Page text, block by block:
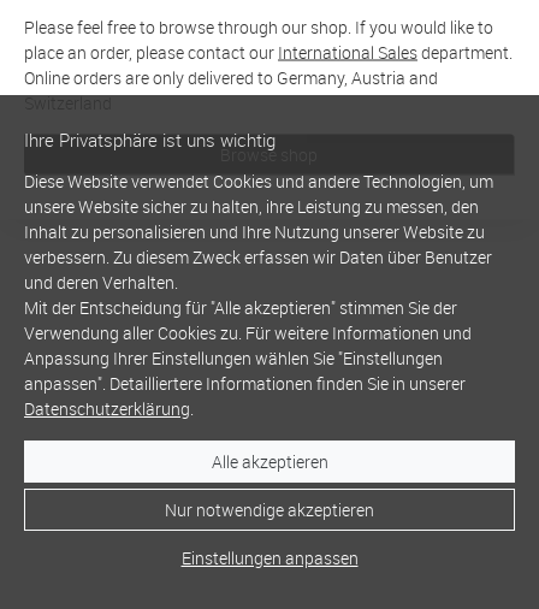
Please feel free to browse through our shop. If you would like to
place an order, please contact our International Salesdepartment.
Online orders are only delivered to Germany, Austria and
Switzerland
Browse shop
Ihre Privatsphäre ist uns wichtig
Diese Website verwendet Cookies und andere Technologien, um
unsere Website sicher zu halten, ihre Leistung zu messen, den
Inhalt zu personalisieren und Ihre Nutzung unserer Website zu
verbessern. Zu diesem Zweck erfassen wir Daten über Benutzer
und deren Verhalten.
Mit der Entscheidung für "Alle akzeptieren" stimmen Sie der
Verwendung aller Cookies zu. Für weitere Informationen und
Anpassung Ihrer Einstellungen wählen Sie "Einstellungen
anpassen". Detailliertere Informationen finden Sie in unserer
Datenschutzerklärung.
Alle akzeptieren
Nur notwendige akzeptieren
Einstellungen anpassen